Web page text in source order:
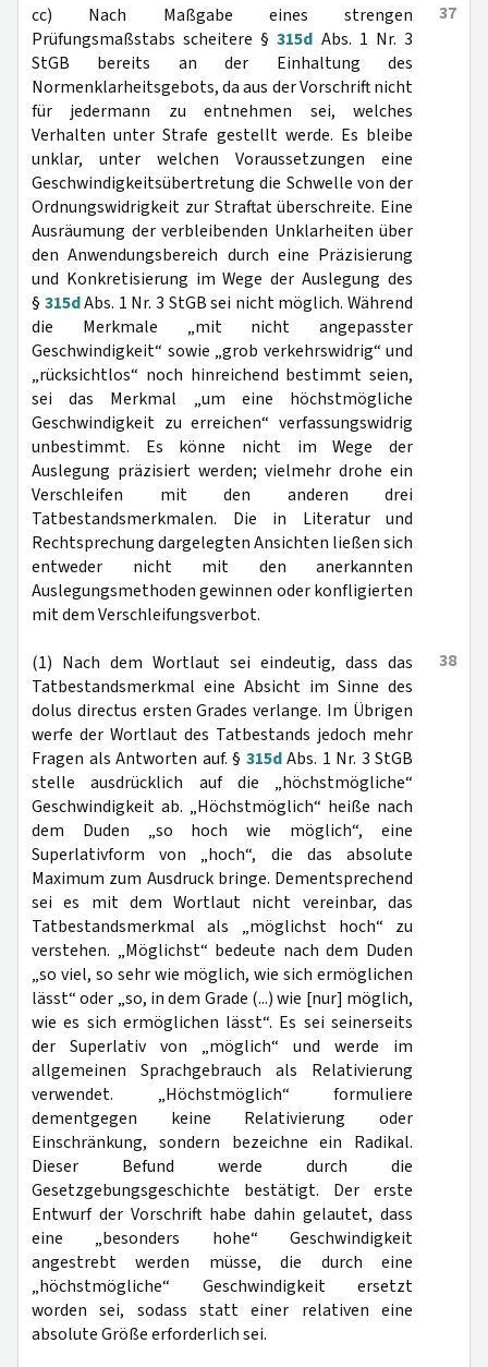
37
cc) Nach Maßgabe eines strengen
Prüfungsmaßstabs scheitere §315d Abs. 1 Nr. 3
StGB bereits an der Einhaltung des
Normenklarheitsgebots, da aus der Vorschrift nicht
für jedermann zu entnehmen sei, welches
Verhalten unter Strafe gestellt werde. Es bleibe
unklar, unter welchen Voraussetzungen eine
Geschwindigkeitsübertretung die Schwelle von der
Ordnungswidrigkeit zur Straftat überschreite. Eine
Ausräumung der verbleibenden Unklarheiten über
den Anwendungsbereich durch eine Präzisierung
und Konkretisierung im Wege der Auslegung des
§ 315dAbs. 1 Nr. 3 StGB sei nicht möglich. Während
die Merkmale „mit nicht angepasster
Geschwindigkeit“ sowie „grob verkehrswidrig“ und
„rücksichtlos“ noch hinreichend bestimmt seien,
sei das Merkmal „um eine höchstmögliche
Geschwindigkeit zu erreichen“ verfassungswidrig
unbestimmt. Es könne nicht im Wege der
Auslegung präzisiert werden; vielmehr drohe ein
Verschleifen mit den anderen drei
Tatbestandsmerkmalen. Die in Literatur und
Rechtsprechung dargelegten Ansichten ließen sich
entweder nicht mit den anerkannten
Auslegungsmethoden gewinnen oder konfligierten
mit dem Verschleifungsverbot.
38
(1) Nach dem Wortlaut sei eindeutig, dass das
Tatbestandsmerkmal eine Absicht im Sinne des
dolus directus ersten Grades verlange. Im Übrigen
werfe der Wortlaut des Tatbestands jedoch mehr
Fragen als Antworten auf. § 315dAbs. 1 Nr. 3 StGB
stelle ausdrücklich auf die „höchstmögliche“
Geschwindigkeit ab. „Höchstmöglich“ heiße nach
dem Duden „so hoch wie möglich“, eine
Superlativform von „hoch“, die das absolute
Maximum zum Ausdruck bringe. Dementsprechend
sei es mit dem Wortlaut nicht vereinbar, das
Tatbestandsmerkmal als „möglichst hoch“ zu
verstehen. „Möglichst“ bedeute nach dem Duden
„so viel, so sehr wie möglich, wie sich ermöglichen
lässt“ oder „so, in dem Grade (...) wie [nur] möglich,
wie es sich ermöglichen lässt“. Es sei seinerseits
der Superlativ von „möglich“ und werde im
allgemeinen Sprachgebrauch als Relativierung
verwendet. „Höchstmöglich“ formuliere
dementgegen keine Relativierung oder
Einschränkung, sondern bezeichne ein Radikal.
Dieser Befund werde durch die
Gesetzgebungsgeschichte bestätigt. Der erste
Entwurf der Vorschrift habe dahin gelautet, dass
eine „besonders hohe“ Geschwindigkeit
angestrebt werden müsse, die durch eine
„höchstmögliche“ Geschwindigkeit ersetzt
worden sei, sodass statt einer relativen eine
absolute Größe erforderlich sei.